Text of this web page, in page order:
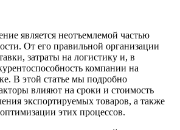
является неотъемлемой частью
От его правильной организации
затраты на логистику и, в
компании на
В этой статье мы подробно
влияют на сроки и стоимость
экспортируемых товаров, а также
этих процессов.